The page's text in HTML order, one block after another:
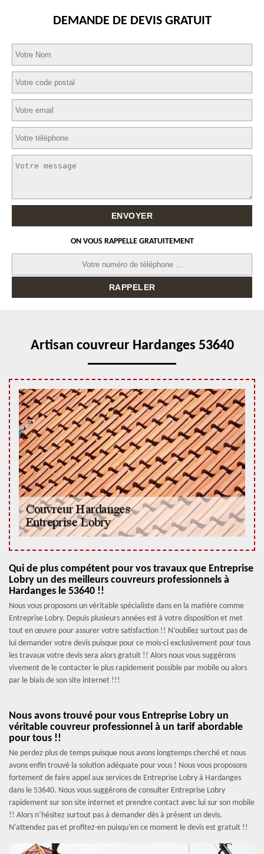
DEMANDE DE DEVIS GRATUIT
ON VOUS RAPPELLE GRATUITEMENT
Artisan couvreur Hardanges 53640
Qui de plus compétent pour vos travaux que Entreprise
Lobry un des meilleurs couvreurs professionnels à
Hardanges le 53640 !!
Nous vous proposons un véritable spécialiste dans en la matière comme
Entreprise Lobry. Depuis plusieurs années est à votre disposition et met
tout en œuvre pour assurer votre satisfaction !! N’oubliez surtout pas de
lui demander votre devis puisque pour ce mois-ci exclusivement pour tous
les travaux votre devis sera alors gratuit !! Alors nous vous suggérons
vivement de le contacter le plus rapidement possible par mobile ou alors
par le biais de son site internet !!!
Nous avons trouvé pour vous Entreprise Lobry un
véritable couvreur professionnel à un tarif abordable
pour tous !!
Ne perdez plus de temps puisque nous avons longtemps cherché et nous
avons enfin trouvé la solution adéquate pour vous ! Nous vous proposons
fortement de faire appel aux services de Entreprise Lobry à Hardanges
dans le 53640. Nous vous suggérons de consulter Entreprise Lobry
rapidement sur son site internet et prendre contact avec lui sur son mobile
!! Alors n’hésitez surtout pas à demander dès à présent un devis.
N’attendez pas et profitez-en puisqu’en ce moment le devis est gratuit !!